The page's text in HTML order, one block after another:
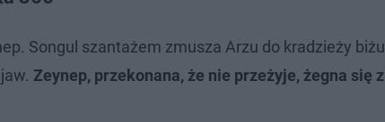
Songul szantażem zmusza Arzu do kradzieży
Zeynep, przekonana, że nie przeżyje, żegna się